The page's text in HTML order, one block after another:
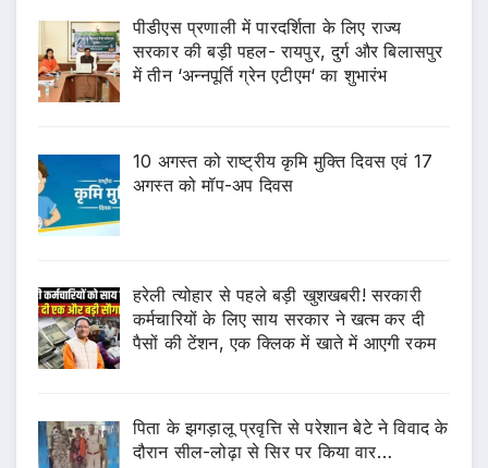
पीडीएस प्रणाली में पारदर्शिता के लिए राज्य
सरकार की बड़ी पहल- रायपुर, दुर्ग और बिलासपुर
में तीन ‘अन्नपूर्ति ग्रेन एटीएम‘ का शुभारंभ
10 अगस्त को राष्ट्रीय कृमि मुक्ति दिवस एवं 17
अगस्त को मॉप-अप दिवस
हरेली त्योहार से पहले बड़ी खुशखबरी! सरकारी
कर्मचारियों के लिए साय सरकार ने खत्म कर दी
पैसों की टेंशन, एक क्लिक में खाते में आएगी रकम
पिता के झगड़ालू प्रवृत्ति से परेशान बेटे ने विवाद के
दौरान सील-लोढ़ा से सिर पर किया वार…